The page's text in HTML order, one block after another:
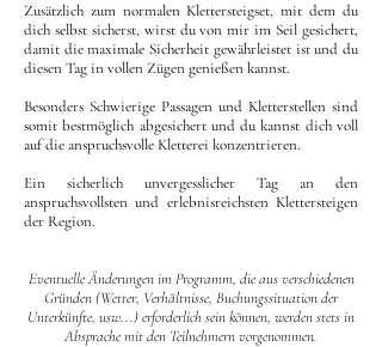
Zusätzlich zum normalen Klettersteigset, mit dem du
dich selbst sicherst, wirst du von mir im Seil gesichert,
damit die maximale Sicherheit gewährleistet ist und du
diesen Tag in vollen Zügen genießen kannst.
Besonders Schwierige Passagen und Kletterstellen sind
somit bestmöglich abgesichert und du kannst dich voll
auf die anspruchsvolle Kletterei konzentrieren.
Ein sicherlich unvergesslicher Tag an den
anspruchsvollsten und erlebnisreichsten Klettersteigen
der Region.
Eventuelle Änderungen im Programm, die aus verschiedenen
Gründen (Wetter, Verhältnisse, Buchungssituation der
Unterkünfte, usw...) erforderlich sein können, werden stets in
Absprache mit den Teilnehmern vorgenommen.